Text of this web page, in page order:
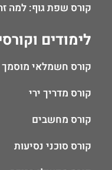
לימודים
קורס חשמלאי מוסמך
קורס מדריך ירי
קורס מחשבים
קורס סוכני נסיעות
קורס שפת גוף: למה